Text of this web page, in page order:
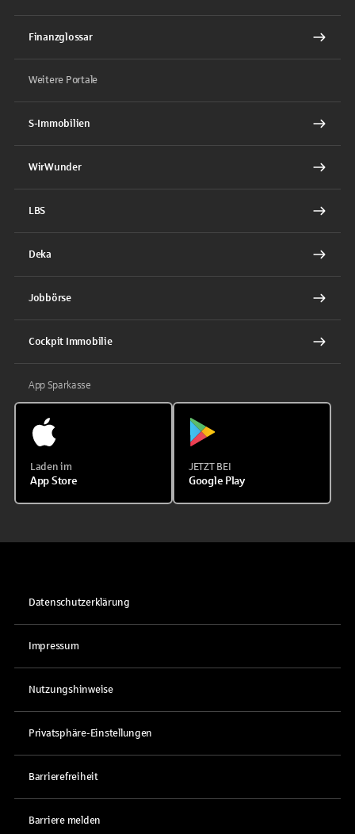
Finanzglossar
Weitere Portale
S-Immobilien
WirWunder
LBS
Deka
Jobbörse
Cockpit Immobilie
App Sparkasse
Laden im
App Store
JETZT BEI
Google Play
Datenschutzerklärung
Impressum
Nutzungshinweise
Privatsphäre-Einstellungen
Barrierefreiheit
Barriere melden